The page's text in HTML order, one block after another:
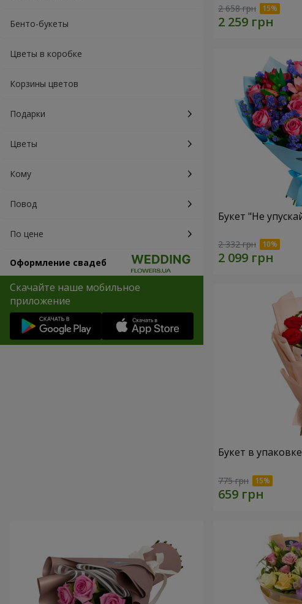
Бенто-букеты
Цветы в коробке
Корзины цветов
Подарки
Цветы
Кому
Повод
По цене
Оформление свадеб
Скачайте наше мобильное
приложение
2 658 грн
Букет "Не
2 332 грн
Букет в
775 грн